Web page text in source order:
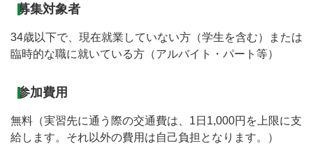
募集対象者
34歳以下で、現在就業していない方（学生を含む）または
臨時的な職に就いている方（アルバイト・パート等）
参加費用
無料（実習先に通う際の交通費は、1日1,000円を上限に支
給します。それ以外の費用は自己負担となります。）